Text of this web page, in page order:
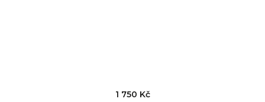
1 750 Kč